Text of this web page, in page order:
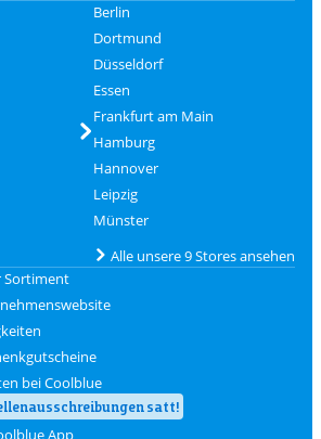
Berlin
Dortmund
Düsseldorf
Essen
Frankfurt am Main
Hamburg
Hannover
Leipzig
Münster
Alle unsere 9 Stores ansehen
Sortiment
bei Coolblue
satt!
App